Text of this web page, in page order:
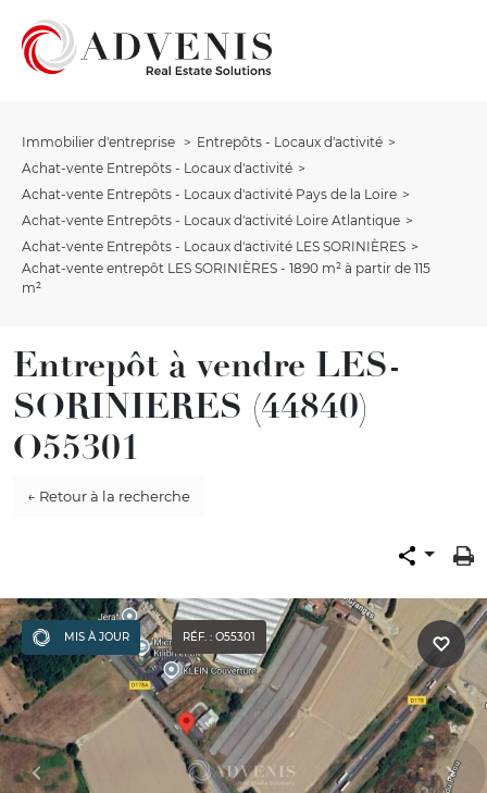
Immobilier d'entreprise
Entrepôts - Locaux d'activité
Achat-vente Entrepôts - Locaux d'activité
Achat-vente Entrepôts - Locaux d'activité Pays de la Loire
Achat-vente Entrepôts - Locaux d'activité Loire Atlantique
Achat-vente Entrepôts - Locaux d'activité LES SORINIÈRES
Achat-vente entrepôt LES SORINIÈRES - 1890 m² à partir de 115
m²
Entrepôt à vendre LES-
SORINIERES (44840)
O55301
← Retour à la recherche
MIS À JOUR RÉF. : O55301